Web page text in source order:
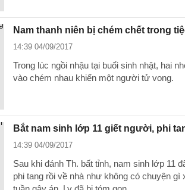
Nam thanh niên bị chém chết trong
14:39 04/09/2017
Trong lúc ngồi nhậu tại buổi sinh nhật, hai
vào chém nhau khiến một người tử vong.
Bắt nam sinh lớp 11 giết người, phi
14:39 04/09/2017
Sau khi đánh Th. bất tỉnh, nam sinh lớp 11
phi tang rồi về nhà như không có chuyện gì